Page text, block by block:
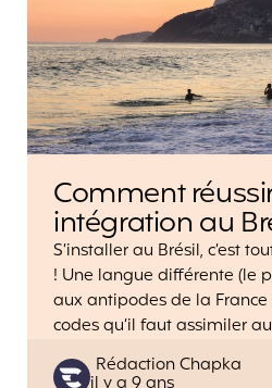
Comment
intégration au
S’installer au Brésil, c’est
! Une langue différente (le
aux antipodes de la
codes qu’il faut assimiler
Posted
Rédaction Chapka